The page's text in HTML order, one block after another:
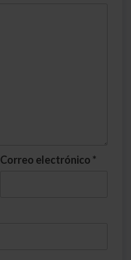
Correo electrónico *